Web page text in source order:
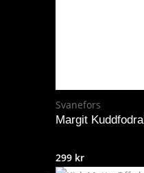
Svanefors
Margit
299 kr